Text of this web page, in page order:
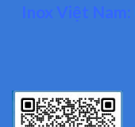
Inox Việt Nam: